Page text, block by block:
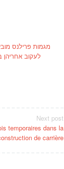
מגמות פרילנס
לעקוב אחריהן
Next post
temporaires dans la
de carrière